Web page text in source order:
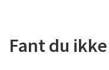
Fant du